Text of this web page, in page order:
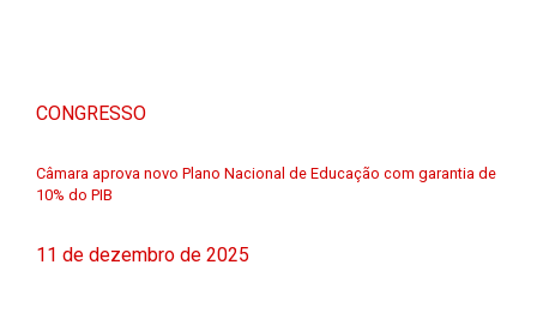
CONGRESSO
Câmara aprova novo Plano Nacional de Educação com garantia de
10% do PIB
11 de dezembro de 2025